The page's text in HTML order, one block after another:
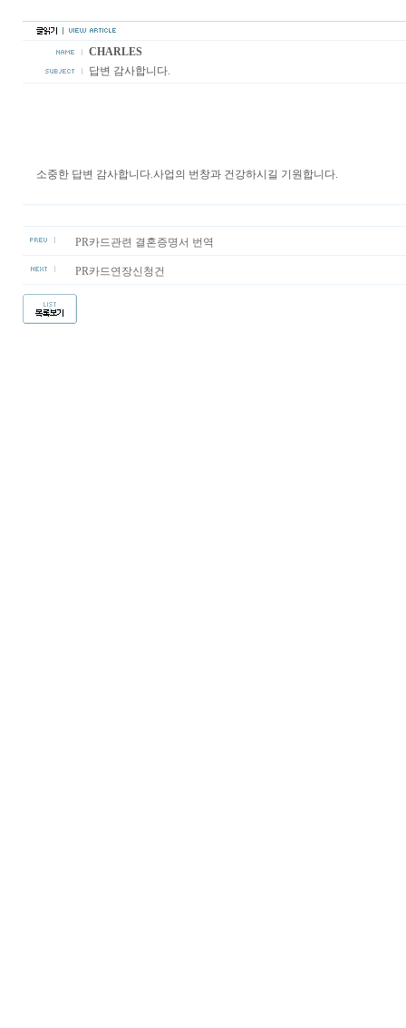
CHARLES
답변 감사합니다.
소중한 답변 감사합니다.사업의 번창과 건강하시길 기원합니다.
PR카드관련 결혼증명서 번역
PR카드연장신청건